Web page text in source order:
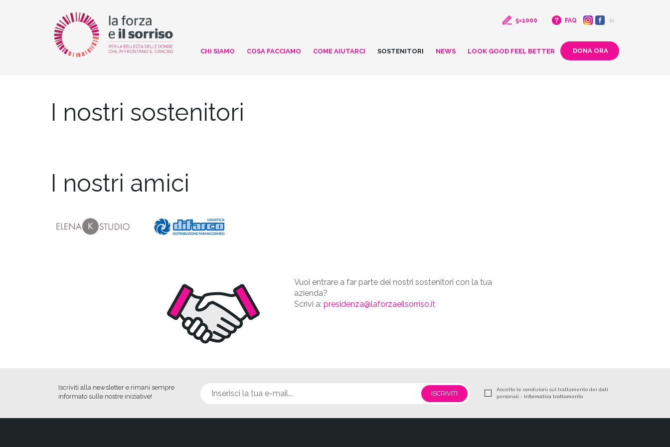
5×1000 FAQ
CHI SIAMO COSA FACCIAMO COME AIUTARCI SOSTENITORI NEWS LOOK GOOD FEEL BETTER
I nostri sostenitori
I nostri amici
Vuoi entrare a far parte dei nostri sostenitori con la tua
azienda?
Scrivi a: presidenza@laforzaeilsorriso.it
Iscriviti alla newsletter e rimani sempre
informato sulle nostre iniziative!
Accetto le condizioni sul trattamento dei dati
personali - Informativa trattamento